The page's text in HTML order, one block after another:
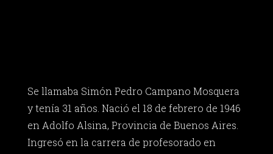
Se llamaba Simón Pedro Campano Mosquera
y tenía 31 años. Nació el 18 de febrero de 1946
en Adolfo Alsina, Provincia de Buenos Aires.
Ingresó en la carrera de profesorado en